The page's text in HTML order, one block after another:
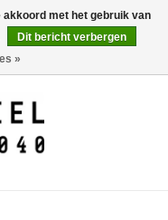
0 Artikelen - €0,00
akkoord met het gebruik van
Dit bericht verbergen
»